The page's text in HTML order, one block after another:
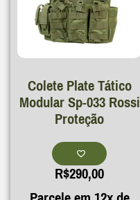
Colete Plate Tático
Modular Sp-033 Rossi
Proteção
R$290,00